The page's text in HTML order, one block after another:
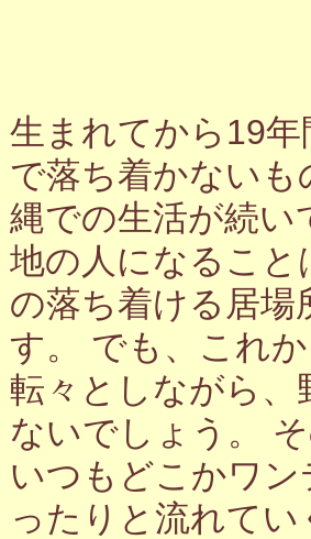
生まれてから19
で落ち着かない
縄での生活が続
地の人になること
の落ち着ける居
す。 でも、これ
転々としながら、
ないでしょう。
いつもどこかワ
ったりと流れて